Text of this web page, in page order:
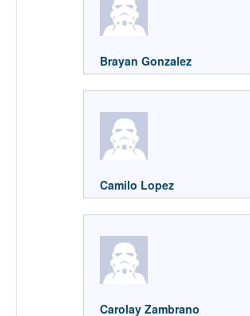
Brayan Gonzalez
Camilo Lopez
Carolay Zambrano